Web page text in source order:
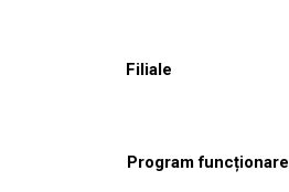
Filiale
Program funcționare